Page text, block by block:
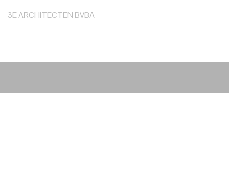
3E ARCHITECTEN BVBA